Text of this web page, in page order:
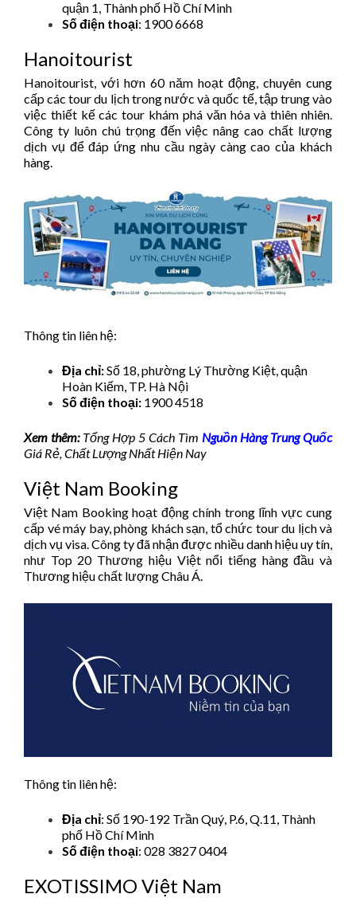
quận 1, Thành phố Hồ Chí Minh
Số điện thoại: 1900 6668
Hanoitourist
Hanoitourist, với hơn 60 năm hoạt động, chuyên cung
cấp các tour du lịch trong nước và quốc tế, tập trung vào
việc thiết kế các tour khám phá văn hóa và thiên nhiên.
Công ty luôn chú trọng đến việc nâng cao chất lượng
dịch vụ để đáp ứng nhu cầu ngày càng cao của khách
hàng.​
Thông tin liên hệ:
Địa chỉ:Số 18, phường Lý Thường Kiệt, quận
Hoàn Kiếm, TP. Hà Nội
Số điện thoại: 1900 4518
Xem thêm: Tổng Hợp 5 Cách Tìm Nguồn Hàng Trung Quốc
Giá Rẻ, Chất Lượng Nhất Hiện Nay
Việt Nam Booking
Việt Nam Booking hoạt động chính trong lĩnh vực cung
cấp vé máy bay, phòng khách sạn, tổ chức tour du lịch và
dịch vụ visa. Công ty đã nhận được nhiều danh hiệu uy tín,
như Top 20 Thương hiệu Việt nổi tiếng hàng đầu và
Thương hiệu chất lượng Châu Á.​
Thông tin liên hệ:
Địa chỉ: Số 190-192 Trần Quý, P.6, Q.11, Thành
phố Hồ Chí Minh
Số điện thoại: 028 3827 0404
EXOTISSIMO Việt Nam